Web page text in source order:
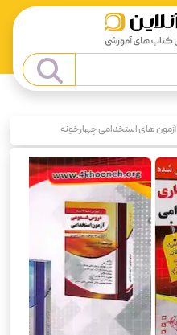
آزمون های استخدامی چهارخونه